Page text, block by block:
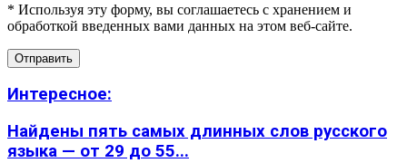
* Используя эту форму, вы соглашаетесь с хранением и
обработкой введенных вами данных на этом веб-сайте.
Интересное:
Найдены пять самых длинных слов русского
языка — от 29 до 55...